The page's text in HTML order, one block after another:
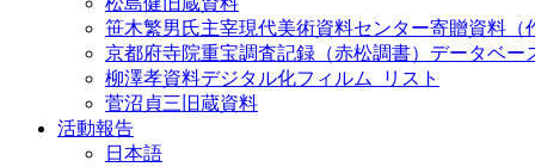
笹木繁男氏主宰現代美術資料センター寄贈資料（
京都府寺院重宝調査記録（赤松調書）データベー
柳澤孝資料デジタル化フィルム_リスト
菅沼貞三旧蔵資料
活動報告
日本語